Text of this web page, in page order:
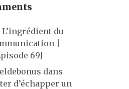
L’ingrédient du
|
69]
dans
d’échapper un